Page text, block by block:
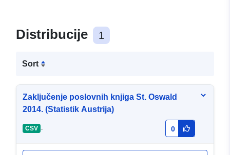
Distribucije 1
Sort
Zaključenje poslovnih knjiga St. Oswald
2014. (Statistik Austrija)
CSV - 0